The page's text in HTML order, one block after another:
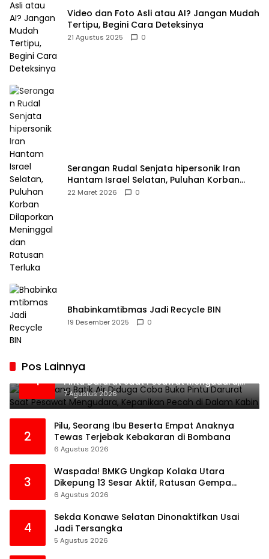
Video dan Foto Asli atau AI? Jangan Mudah
Tertipu, Begini Cara Deteksinya
21 Agustus 2025 0
Serangan Rudal Senjata hipersonik Iran
Hantam Israel Selatan, Puluhan Korban
Dilaporkan Meninggal dan Ratusan Terluka
22 Maret 2026 0
Bhabinkamtibmas Jadi Recycle BIN
19 Desember 2025 0
Pos Lainnya
1
Penumpang Batik Air Diduga Coba Buka
Pintu Darurat Saat Pesawat Mengudara,
Kepanikan Pecah di Dalam Kabin
7 Agustus 2026
2
Pilu, Seorang Ibu Beserta Empat Anaknya
Tewas Terjebak Kebakaran di Bombana
6 Agustus 2026
3
Waspada! BMKG Ungkap Kolaka Utara
Dikepung 13 Sesar Aktif, Ratusan Gempa
Sudah Terekam
6 Agustus 2026
4
Sekda Konawe Selatan Dinonaktifkan Usai
Jadi Tersangka
5 Agustus 2026